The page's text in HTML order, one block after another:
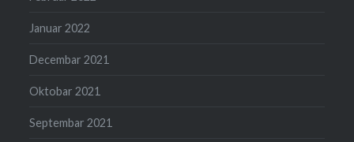
Januar 2022
Decembar 2021
Oktobar 2021
Septembar 2021